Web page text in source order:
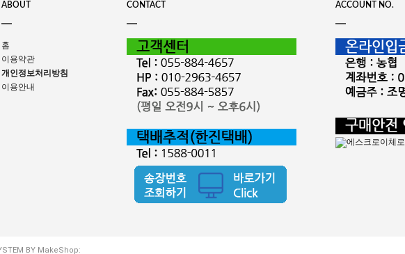
ABOUT
홈
이용약관
개인정보처리방침
이용안내
CONTACT ACCOUNT NO.